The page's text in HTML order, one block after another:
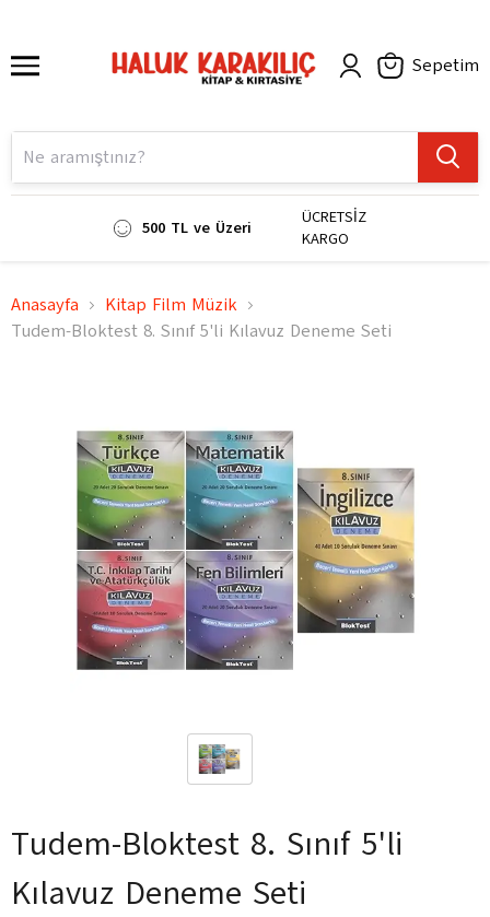
Sepetim
500 TL ve Üzeri
ÜCRETSİZ
KARGO
Anasayfa
Kitap Film Müzik
Tudem-Bloktest 8. Sınıf 5'li Kılavuz Deneme Seti
Tudem-Bloktest 8. Sınıf 5'li
Kılavuz Deneme Seti